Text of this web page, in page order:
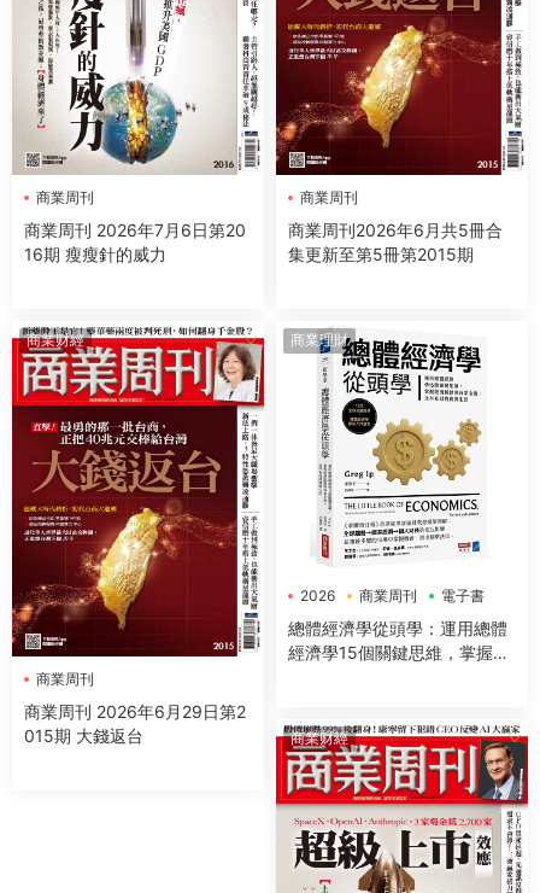
商業周刊
商業周刊 2026年7月6日第20
16期 瘦瘦針的威力
商業周刊
商業周刊2026年6月共5冊合
集更新至第5冊第2015期
商業财經
商業周刊
商業周刊 2026年6月29日第2
015期 大錢返台
商業理財
2026 商業周刊 電子書
總體經濟學從頭學：運用總體
經濟學15個關鍵思維，掌握經
商業财經